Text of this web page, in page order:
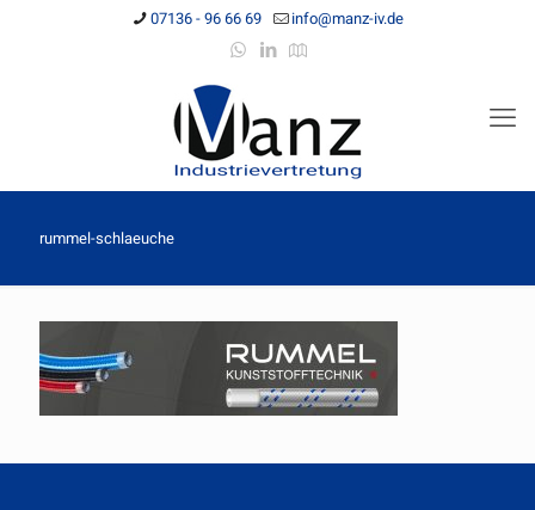
07136 - 96 66 69 info@manz-iv.de
rummel-schlaeuche